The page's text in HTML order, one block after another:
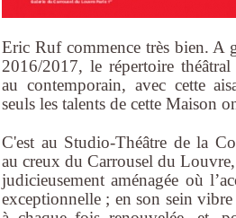
Eric Ruf commence très bien. A
2016/2017, le répertoire
au contemporain, avec cette
seuls les talents de cette Maison
C'est au Studio-Théâtre de la
au creux du Carrousel du
judicieusement aménagée où
exceptionnelle ; en son sein